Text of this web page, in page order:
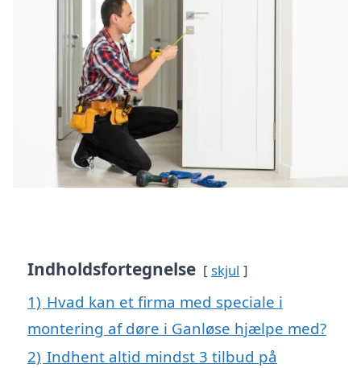
Indholdsfortegnelse skjul
1) Hvad kan et firma med speciale i
montering af døre i Ganløse hjælpe med?
2) Indhent altid mindst 3 tilbud på